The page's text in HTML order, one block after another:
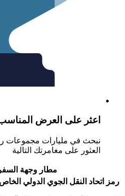
على العرض المناسب
في مليارات مجموعات رحلات
على مغامرتك التالية
مطار وجهة السفر
النقل الجوي الدولي الخاص